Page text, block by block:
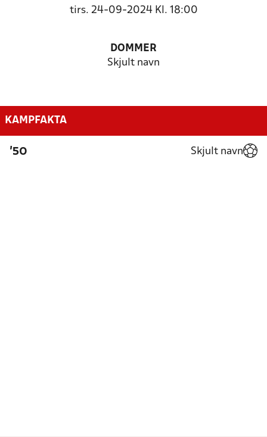
tirs. 24-09-2024 Kl. 18:00
DOMMER
Skjult navn
KAMPFAKTA
'50 Skjult navn